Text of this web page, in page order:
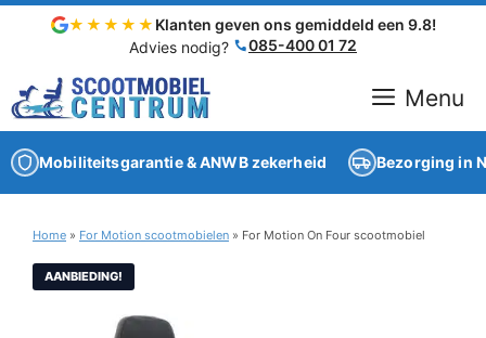
Ga
inhoud
★★★★★ Klanten geven ons gemiddeld een 9.8!
Advies nodig?
085-400 01 72
Menu
Mobiliteitsgarantie & ANWB zekerheid Bezorging in
Home » For Motion scootmobielen » For Motion On Four scootmobiel
AANBIEDING!